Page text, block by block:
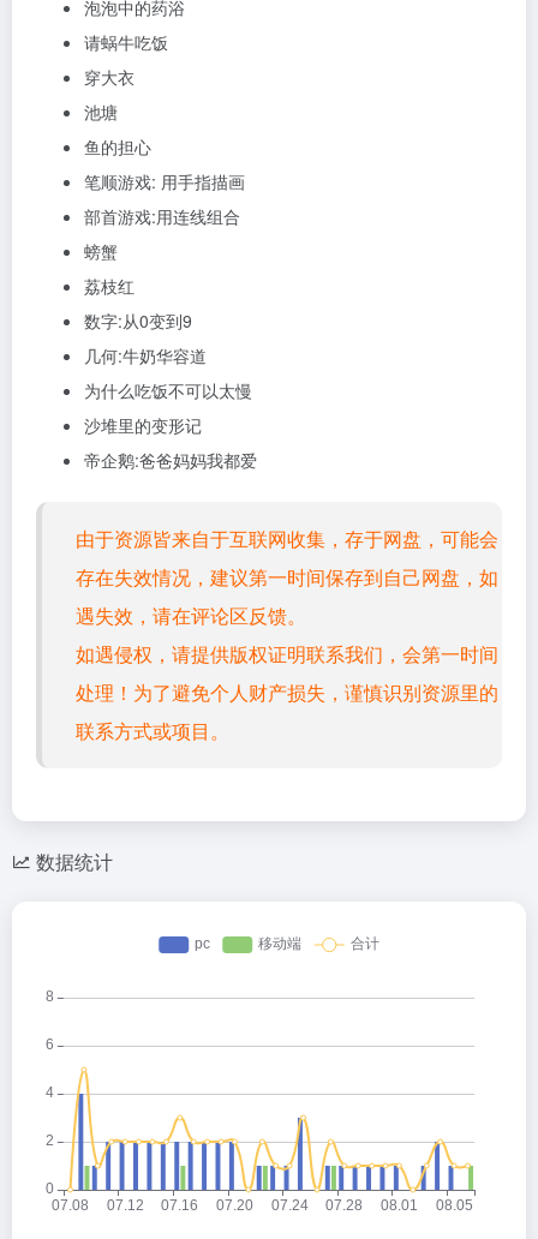
泡泡中的药浴
请蜗牛吃饭
穿大衣
池塘
鱼的担心
笔顺游戏: 用手指描画
部首游戏:用连线组合
螃蟹
荔枝红
数字:从0变到9
几何:牛奶华容道
为什么吃饭不可以太慢
沙堆里的变形记
帝企鹅:爸爸妈妈我都爱
由于资源皆来自于互联网收集，存于网盘，可能会
存在失效情况，建议第一时间保存到自己网盘，如
遇失效，请在评论区反馈。
如遇侵权，请提供版权证明联系我们，会第一时间
处理！为了避免个人财产损失，谨慎识别资源里的
联系方式或项目。
数据统计